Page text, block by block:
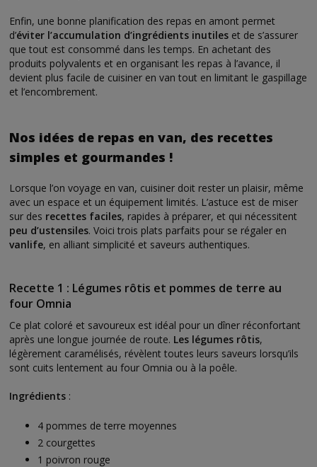
Enfin, une bonne planification des repas en amont permet
d’éviter l’accumulation d’ingrédients inutiles et de s’assurer
que tout est consommé dans les temps. En achetant des
produits polyvalents et en organisant les repas à l’avance, il
devient plus facile de cuisiner en van tout en limitant le gaspillage
et l’encombrement.
Nos idées de repas en van, des recettes
simples et gourmandes !
Lorsque l’on voyage en van, cuisiner doit rester un plaisir, même
avec un espace et un équipement limités. L’astuce est de miser
sur des recettes faciles, rapides à préparer, et qui nécessitent
peu d’ustensiles. Voici trois plats parfaits pour se régaler en
vanlife, en alliant simplicité et saveurs authentiques.
Recette 1 : Légumes rôtis et pommes de terre au
four Omnia
Ce plat coloré et savoureux est idéal pour un dîner réconfortant
après une longue journée de route. Les légumes rôtis,
légèrement caramélisés, révèlent toutes leurs saveurs lorsqu’ils
sont cuits lentement au four Omnia ou à la poêle.
Ingrédients :
4 pommes de terre moyennes
2 courgettes
1 poivron rouge